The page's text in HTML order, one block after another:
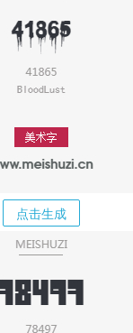
点击生成